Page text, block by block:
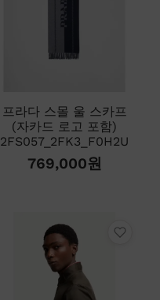
프라다 스몰 울 스카프
(자카드 로고 포함)
2FS057_2FK3_F0H2U
769,000원